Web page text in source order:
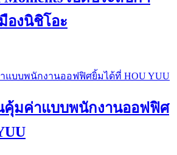
องนิชิโอะ
คุ้มค่าแบบพนักงานออฟฟิศ